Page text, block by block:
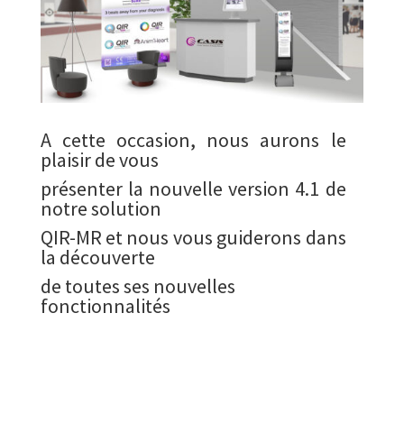
A cette occasion, nous aurons le
plaisir de vous
présenter la nouvelle version 4.1 de
notre solution
QIR-MR et nous vous guiderons dans
la découverte
de toutes ses nouvelles
fonctionnalités